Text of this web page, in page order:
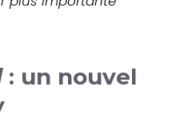
: un nouvel